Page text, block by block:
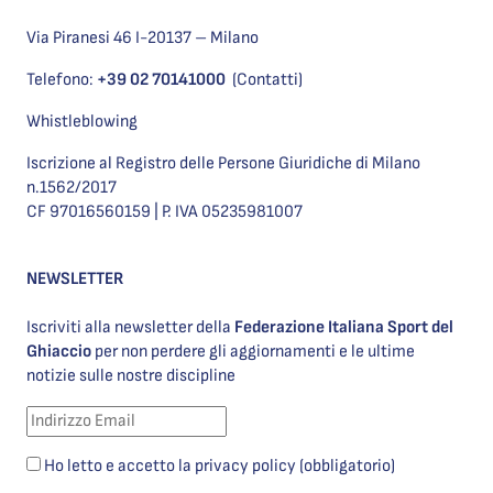
Via Piranesi 46 I-20137 – Milano
Telefono: +39 02 70141000 (Contatti)
Whistleblowing
Iscrizione al Registro delle Persone Giuridiche di Milano
n.1562/2017
CF 97016560159 | P. IVA 05235981007
NEWSLETTER
Iscriviti alla newsletter della Federazione Italiana Sport del
Ghiaccio per non perdere gli aggiornamenti e le ultime
notizie sulle nostre discipline
Ho letto e accetto la privacy policy (obbligatorio)